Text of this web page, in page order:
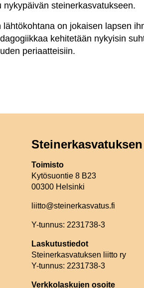
nykypäivän steinerkasvatukseen.
lähtökohtana on jokaisen lapsen
kehitetään nykyisin
periaatteisiin.
Toimisto
Kytösuontie 8 B23
00300 Helsinki
liitto@steinerkasvatus.fi
Y-tunnus: 2231738-3
Laskutustiedot
Steinerkasvatuksen liitto ry
Y-tunnus: 2231738-3
Verkkolaskujen osoite